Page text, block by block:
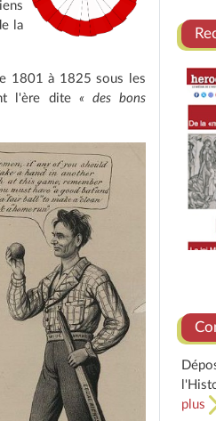
la
1801 à 1825 sous les
l'ère dite « des bons
plus